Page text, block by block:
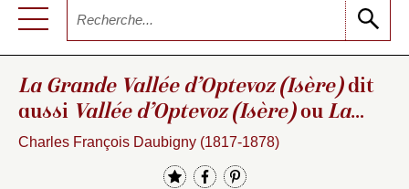
La Grande Vallée d’Optevoz (Isère)dit
aussi Vallée d’Optevoz (Isère)ou La
Mare
Charles François Daubigny (1817-1878)